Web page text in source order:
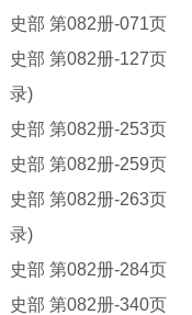
史部 第082册-071页
史部 第082册-127页
录)
史部 第082册-253页
史部 第082册-259页
史部 第082册-263页
录)
史部 第082册-284页
史部 第082册-340页